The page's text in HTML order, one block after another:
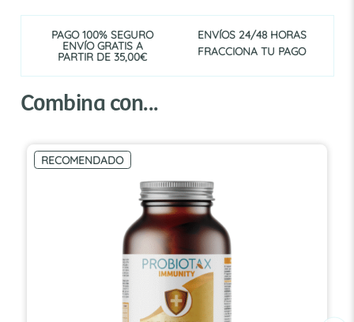
PAGO 100% SEGURO
ENVÍOS 24/48 HORAS
ENVÍO GRATIS A
PARTIR DE 35,00€
FRACCIONA TU PAGO
Combina con...
RECOMENDADO